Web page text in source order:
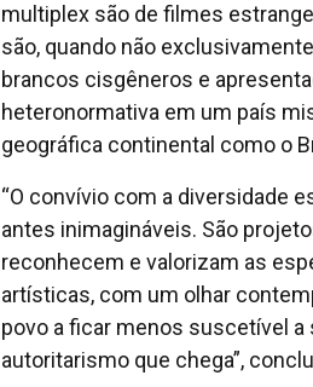
multiplex são de filmes
são, quando não
brancos cisgêneros e
heteronormativa em um país
geográfica continental como o
“O convívio com a diversidade
antes inimagináveis. São
reconhecem e valorizam as
artísticas, com um olhar
povo a ficar menos suscetível
autoritarismo que chega”,